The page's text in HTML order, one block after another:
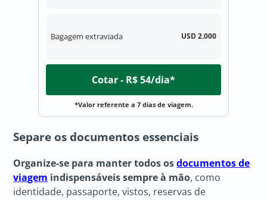
Bagagem extraviada USD 2.000
Cotar - R$ 54/dia*
*Valor referente a 7 dias de viagem.
Separe os documentos essenciais
Organize-se para manter todos osdocumentos de
viagem indispensáveis sempre à mão, como
identidade, passaporte, vistos, reservas de